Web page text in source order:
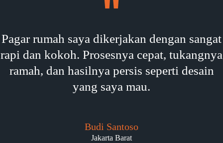
Pagar rumah saya dikerjakan dengan sangat
rapi dan kokoh. Prosesnya cepat, tukangnya
ramah, dan hasilnya persis seperti desain
yang saya mau.
Budi Santoso
Jakarta Barat